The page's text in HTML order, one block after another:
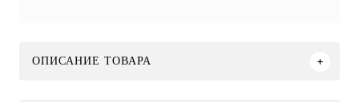
ОПИСАНИЕ ТОВАРА